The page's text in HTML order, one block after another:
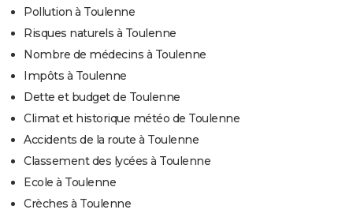
Pollution à Toulenne
Risques naturels à Toulenne
Nombre de médecins à Toulenne
Impôts à Toulenne
Dette et budget de Toulenne
Climat et historique météo de Toulenne
Accidents de la route à Toulenne
Classement des lycées à Toulenne
Ecole à Toulenne
Crèches à Toulenne